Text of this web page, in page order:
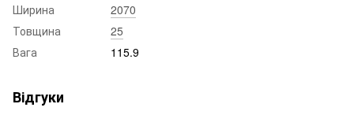
Ширина
2070
Товщина
25
Вага
115.9
Відгуки